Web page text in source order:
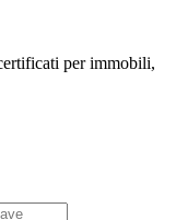
per immobili,